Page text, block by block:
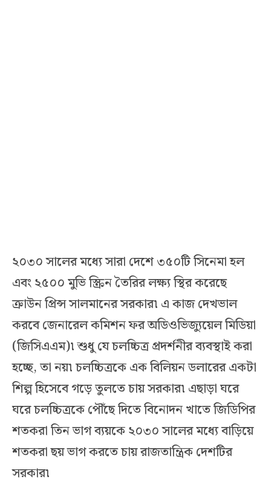
২০৩০ সালের মধ্যে সারা দেশে ৩৫০টি সিনেমা হল
এবং ২৫০০ মুভি স্ক্রিন তৈরির লক্ষ্য স্থির করেছে
ক্রাউন প্রিন্স সালমানের সরকার৷ এ কাজ দেখভাল
করবে জেনারেল কমিশন ফর অডিওভিজ্যুয়েল মিডিয়া
(জিসিএএম)৷ শুধু যে চলচ্চিত্র প্রদর্শনীর ব্যবস্থাই করা
হচ্ছে, তা নয়৷ চলচ্চিত্রকে এক বিলিয়ন ডলারের একটা
শিল্প হিসেবে গড়ে তুলতে চায় সরকার৷ এছাড়া ঘরে
ঘরে চলচ্চিত্রকে পৌঁছে দিতে বিনোদন খাতে জিডিপির
শতকরা তিন ভাগ ব্যয়কে ২০৩০ সালের মধ্যে বাড়িয়ে
শতকরা ছয় ভাগ করতে চায় রাজতান্ত্রিক দেশটির
সরকার৷